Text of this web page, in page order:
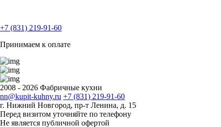
+7 (831) 219-91-60
Принимаем к оплате
2008 - 2026 Фабричные кухни
nn@kupit-kuhny.ru +7 (831) 219-91-60
г. Нижний Новгород, пр-т Ленина, д. 15
Перед визитом уточняйте по телефону
Не является публичной офертой